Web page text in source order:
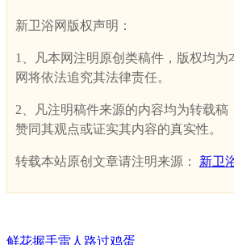
新卫浴网版权声明：
1、凡本网注明原创类稿件，版权均
网将依法追究其法律责任。
2、凡注明稿件来源的内容均为转载
赞同其观点或证实其内容的真实性。
转载本站原创文章请注明来源： 新卫
鲜花握手雷人 路过鸡蛋